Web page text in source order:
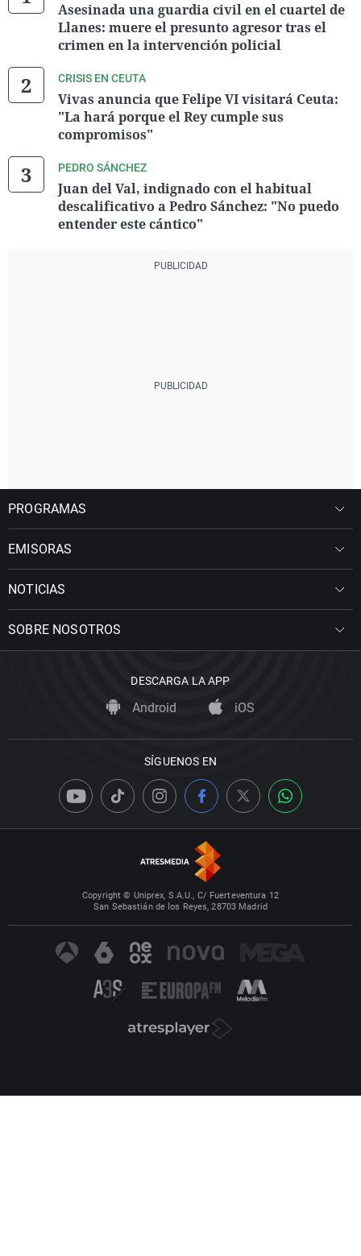
Asesinada una guardia civil en el cuartel de
Llanes: muere el presunto agresor tras el
crimen en la intervención policial
CRISIS EN CEUTA
Vivas anuncia que Felipe VI visitará Ceuta:
"La hará porque el Rey cumple sus
compromisos"
PEDRO SÁNCHEZ
Juan del Val, indignado con el habitual
descalificativo a Pedro Sánchez: "No puedo
entender este cántico"
PROGRAMAS
EMISORAS
NOTICIAS
SOBRE NOSOTROS
DESCARGA LA APP
Android iOS
SÍGUENOS EN
Copyright © Uniprex, S.A.U., C/ Fuerteventura 12
San Sebastián de los Reyes, 28703 Madrid